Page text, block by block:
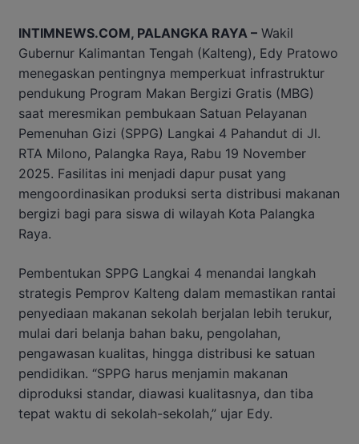
INTIMNEWS.COM, PALANGKA RAYA – Wakil
Gubernur Kalimantan Tengah (Kalteng), Edy Pratowo
menegaskan pentingnya memperkuat infrastruktur
pendukung Program Makan Bergizi Gratis (MBG)
saat meresmikan pembukaan Satuan Pelayanan
Pemenuhan Gizi (SPPG) Langkai 4 Pahandut di Jl.
RTA Milono, Palangka Raya, Rabu 19 November
2025. Fasilitas ini menjadi dapur pusat yang
mengoordinasikan produksi serta distribusi makanan
bergizi bagi para siswa di wilayah Kota Palangka
Raya.
Pembentukan SPPG Langkai 4 menandai langkah
strategis Pemprov Kalteng dalam memastikan rantai
penyediaan makanan sekolah berjalan lebih terukur,
mulai dari belanja bahan baku, pengolahan,
pengawasan kualitas, hingga distribusi ke satuan
pendidikan. “SPPG harus menjamin makanan
diproduksi standar, diawasi kualitasnya, dan tiba
tepat waktu di sekolah-sekolah,” ujar Edy.